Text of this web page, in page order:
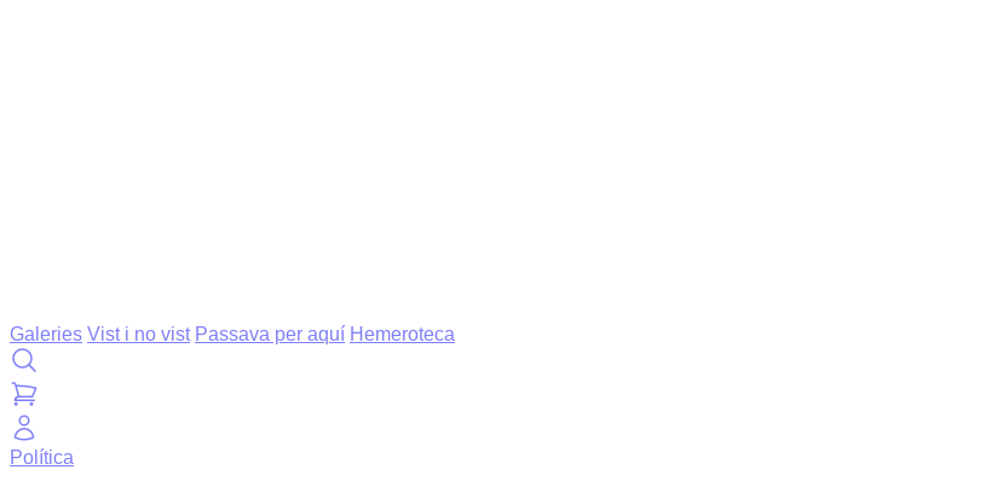
Galeries Vist i no vist Passava per aquí Hemeroteca
Política